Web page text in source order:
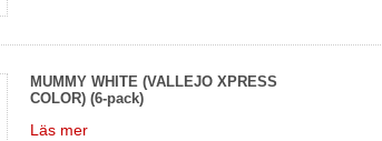
MUMMY WHITE (VALLEJO XPRESS
COLOR) (6-pack)
Läs mer